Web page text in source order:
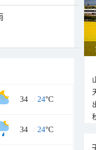
34 / 24°C
34 / 24°C